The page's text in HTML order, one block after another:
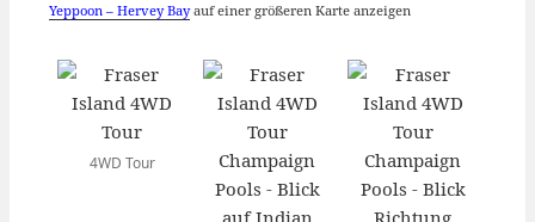
Yeppoon – Hervey Bayauf einer größeren Karte anzeigen
4WD Tour